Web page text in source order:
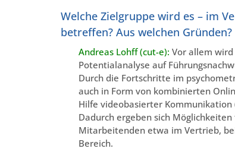
Welche Zielgruppe wird es – im
betreffen? Aus welchen Gründen?
Andreas Lohff (cut-e): Vor allem
Potentialanalyse auf
Durch die Fortschritte im
auch in Form von kombinierten
Hilfe videobasierter Kommunikation
Dadurch ergeben sich
Mitarbeitenden etwa im Vertrieb,
Bereich.